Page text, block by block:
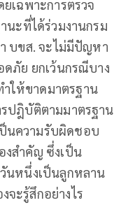
เฉพาะการตรวจ
นะที่ได้ร่วมงานกรม
บขส. จะไม่มีปัญหา
ดภัย ยกเว้นกรณีบาง
ให้ขาดมาตรฐาน
ปฎิบัติตามมาตรฐาน
นความรับผิดชอบ
งสำคัญ ซึ่งเป็น
นหนึ่งเป็นลูกหลาน
ะรู้สึกอย่างไร